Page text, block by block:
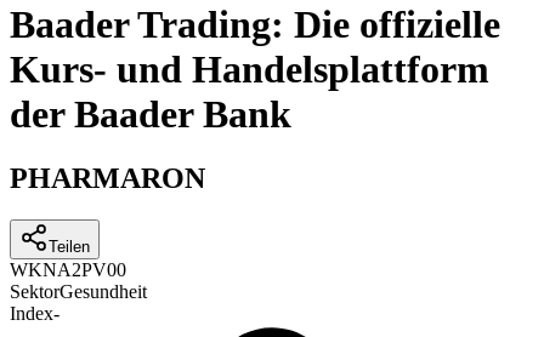
Baader Trading: Die offizielle
Kurs- und Handelsplattform
der Baader Bank
PHARMARON
Teilen
WKNA2PV00
SektorGesundheit
Index-